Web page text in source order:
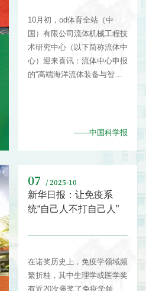
10月初，od体育全站（中
国）有限公司流体机械工程技
术研究中心（以下简称流体中
心）迎来喜讯：流体中心申报
的“高端海洋流体装备与智能
家级重点实验室培育建设点，
程、南水北调工程等国家重大
水利工程，到服务国之重
器“华龙一号”、助力海洋强国
——中国科学报
07 / 2025-10
新华日报：让免疫系
统“自己人不打自己人”
在诺奖历史上，免疫学领域频
繁折桂，其中生理学或医学奖
有近20次褒奖了免疫学领